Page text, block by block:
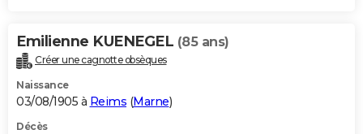
Emilienne KUENEGEL (85 ans)
Créer une cagnotte obsèques
Naissance
03/08/1905 à Reims (Marne)
Décès